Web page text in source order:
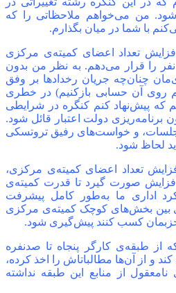
من می‌خواهم ملاحظاتی را که
با شما در میان بگذارم.
تعداد اعضای کمیته‌ی مرکزی
نفر را قرار می‌دهم. به نظر من بدون
چنان‌چه جریان رخدادها بر وفق
روی آن حسابی بازکنیم) در خطری
که پیش‌نهاد کنم کنگره در شرایطی
دولت اعتبار قائل شود.
جلسات، و خواست‌های رفیق تروتسکی
لحاظ شود.
تعداد اعضای کمیته‌ی مرکزی،
صورت گیرد تا قدرت کمیته‌ی
اداری ما به‌طور کامل پیشرفت
بین بخش‌های کوچک کمیته‌ی مرکزی
حزبمان کسب کنند پیش‌گیری شود.
طبقه‌ی کارگر پنجاه تا صدنفره
و از آن‌ها مطالباتاش را اخذ کرده،
نامعقول از منابع این طبقه نداشته